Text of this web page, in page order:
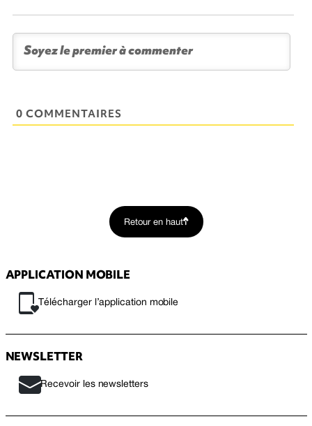
0 COMMENTAIRES
Retour en haut
APPLICATION MOBILE
Télécharger l’application mobile
NEWSLETTER
Recevoir les newsletters